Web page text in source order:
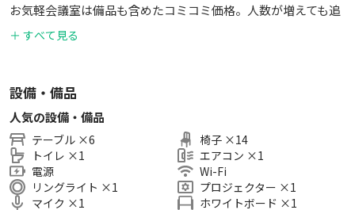
お気軽会議室は備品も含めたコミコミ価格。人数が増えても追
加料金不要です。
■ご希望の時間に予約が取れない場合
・定期清掃の場合もあります。調整しますのでお問合せからご
相談ください
・同じビルに同規模のスペースが3部屋ありますので、ご提案
させていただきます。
■定期利用、長期利用受け付けてます
＋ すべて見る
設備・備品
人気の設備・備品
テーブル ×6
トイレ ×1
電源
リングライト ×1
マイク ×1
椅子 ×14
エアコン ×1
Wi-Fi
プロジェクター ×1
ホワイトボード ×1